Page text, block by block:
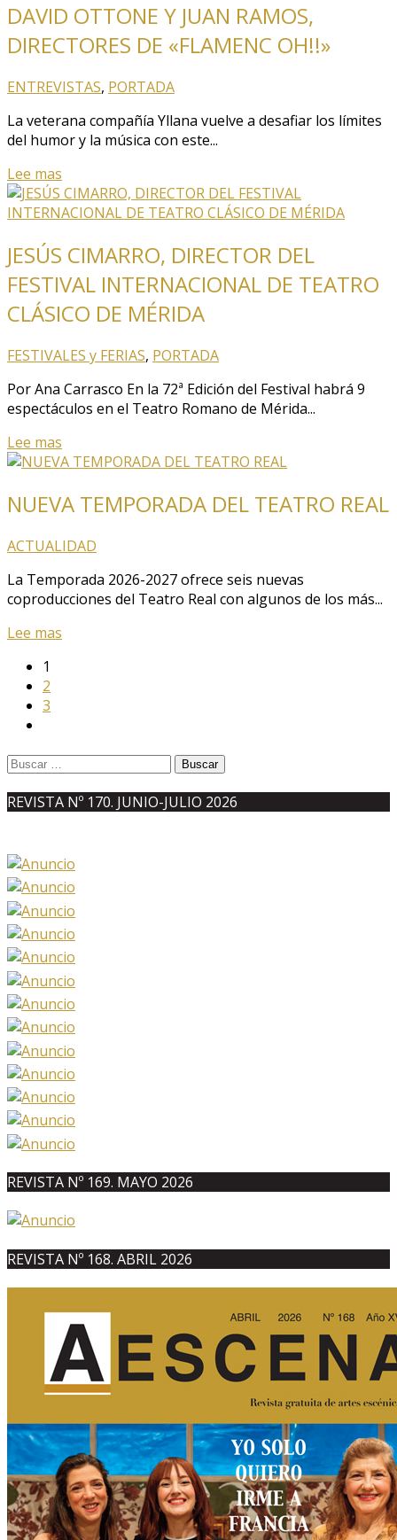
DAVID OTTONE Y JUAN RAMOS,
DIRECTORES DE «FLAMENC OH!!»
ENTREVISTAS, PORTADA
La veterana compañía Yllana vuelve a desafiar los límites
del humor y la música con este...
Lee mas
JESÚS CIMARRO, DIRECTOR DEL
FESTIVAL INTERNACIONAL DE TEATRO
CLÁSICO DE MÉRIDA
FESTIVALES y FERIAS, PORTADA
Por Ana Carrasco En la 72ª Edición del Festival habrá 9
espectáculos en el Teatro Romano de Mérida...
Lee mas
NUEVA TEMPORADA DEL TEATRO REAL
ACTUALIDAD
La Temporada 2026-2027 ofrece seis nuevas
coproducciones del Teatro Real con algunos de los más...
Lee mas
1
2
3
Buscar:
REVISTA Nº 170. JUNIO-JULIO 2026
REVISTA Nº 169. MAYO 2026
REVISTA Nº 168. ABRIL 2026